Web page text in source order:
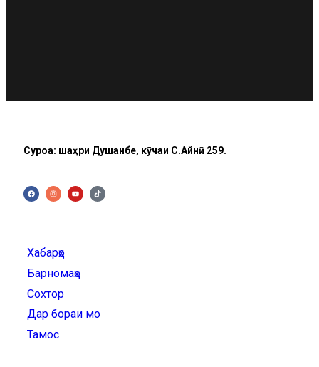
Суроға: шаҳри Душанбе, кӯчаи C.Айнӣ 259.
Хабарҳо
Барномаҳо
Сохтор
Дар бораи мо
Тамос